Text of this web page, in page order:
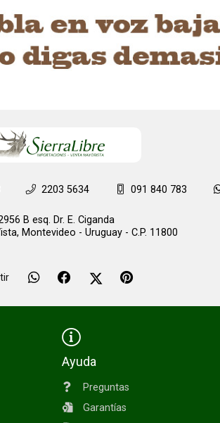
2203 5634 091 840 783
B esq. Dr. E. Ciganda
Montevideo - Uruguay - C.P. 11800
Ayuda
Preguntas
Garantías